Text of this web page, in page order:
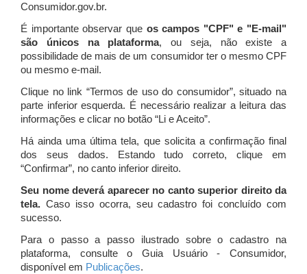
Consumidor.gov.br.
É importante observar que os campos "CPF" e "E-mail"
são únicos na plataforma, ou seja, não existe a
possibilidade de mais de um consumidor ter o mesmo CPF
ou mesmo e-mail.
Clique no link “Termos de uso do consumidor”, situado na
parte inferior esquerda. É necessário realizar a leitura das
informações e clicar no botão “Li e Aceito”.
Há ainda uma última tela, que solicita a confirmação final
dos seus dados. Estando tudo correto, clique em
“Confirmar”, no canto inferior direito.
Seu nome deverá aparecer no canto superior direito da
tela. Caso isso ocorra, seu cadastro foi concluído com
sucesso.
Para o passo a passo ilustrado sobre o cadastro na
plataforma, consulte o Guia Usuário - Consumidor,
disponível em Publicações.